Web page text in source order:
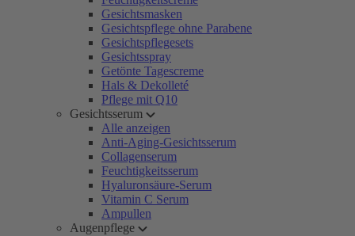
Gesichtsmasken
Gesichtspflege ohne Parabene
Gesichtspflegesets
Gesichtsspray
Getönte Tagescreme
Hals & Dekolleté
Pflege mit Q10
Gesichtsserum
Alle anzeigen
Anti-Aging-Gesichtsserum
Collagenserum
Feuchtigkeitsserum
Hyaluronsäure-Serum
Vitamin C Serum
Ampullen
Augenpflege